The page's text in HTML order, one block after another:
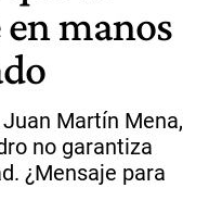
manos
Martín Mena,
no garantiza
¿Mensaje para